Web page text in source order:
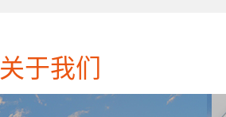
关于我们